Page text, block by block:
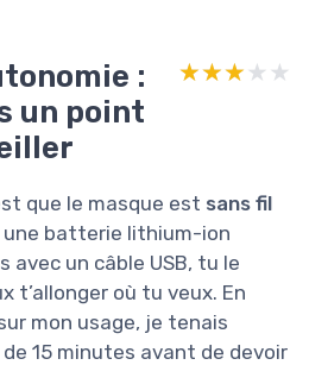
:
un point
★★★★★
★★★★★
que le masque est sans fil
une batterie lithium-ion
avec un câble USB, tu le
t’allonger où tu veux. En
mon usage, je tenais
15 minutes avant de devoir